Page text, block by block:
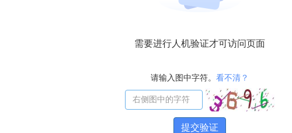
需要进行人机验证才可访问页面
请输入图中字符。 看不清？
提交验证